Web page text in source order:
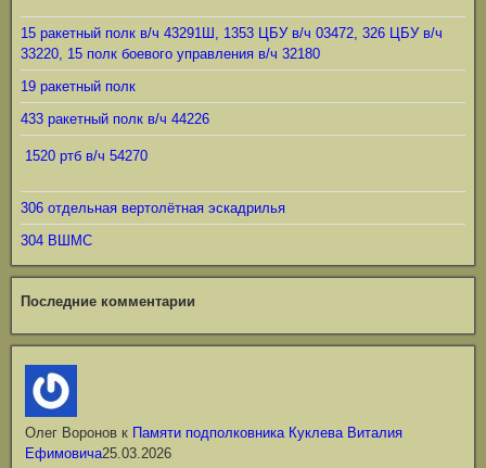
15 ракетный полк в/ч 43291Ш, 1353 ЦБУ в/ч 03472, 326 ЦБУ в/ч
33220, 15 полк боевого управления в/ч 32180
19 ракетный полк
433 ракетный полк в/ч 44226
1520 ртб в/ч 54270
306 отдельная вертолётная эскадрилья
304 ВШМС
Последние комментарии
Олег Воронов к Памяти подполковника Куклева Виталия
Ефимовича25.03.2026